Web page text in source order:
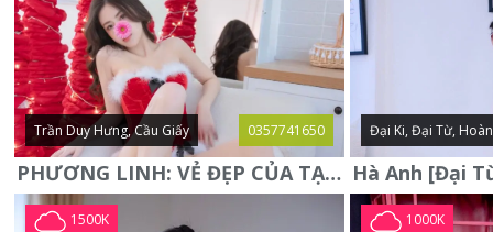
Trần Duy Hưng, Cầu Giấy 0357741650
PHƯƠNG LINH: VẺ ĐẸP CỦA TẠO HÓA, XINH ĐẸP, SEXY, QUYỄN RŨ
Đại Ki, Đại Từ,
1500K 1000K